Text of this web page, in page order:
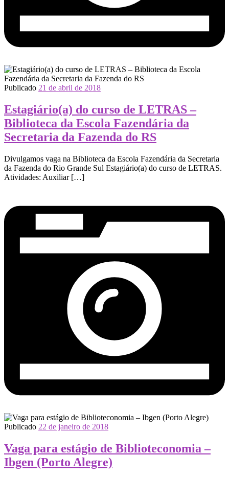
Publicado 21 de abril de 2018
Estagiário(a) do curso de LETRAS –
Biblioteca da Escola Fazendária da
Secretaria da Fazenda do RS
Divulgamos vaga na Biblioteca da Escola Fazendária da Secretaria
da Fazenda do Rio Grande Sul Estagiário(a) do curso de LETRAS.
Atividades: Auxiliar […]
Publicado 22 de janeiro de 2018
Vaga para estágio de Biblioteconomia –
Ibgen (Porto Alegre)